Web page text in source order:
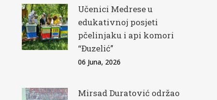
Učenici Medrese u
edukativnoj posjeti
pčelinjaku i api komori
“Đuzelić”
06 Juna, 2026
Mirsad Duratović održao